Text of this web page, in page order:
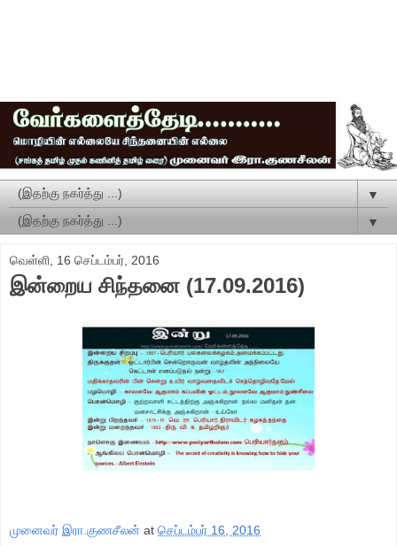
▼
▼
வெள்ளி, 16 செப்டம்பர், 2016
இன்றைய சிந்தனை (17.09.2016)
முனைவர் இரா.குணசீலன் at செப்டம்பர் 16, 2016